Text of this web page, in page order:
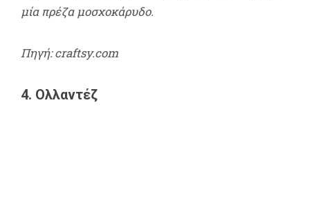
μία πρέζα μοσχοκάρυδο.
Πηγή: craftsy.com
4. Ολλαντέζ